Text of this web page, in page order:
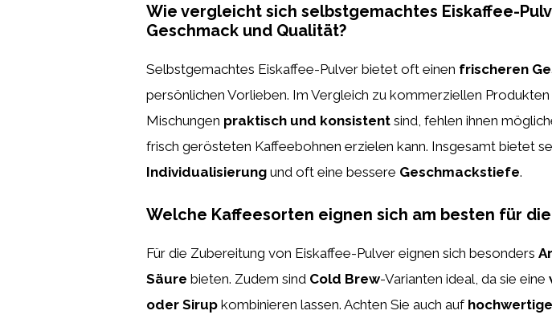
Wie vergleicht sich selbstgemachtes Eiskaffee-
Geschmack und Qualität?
Selbstgemachtes Eiskaffee-Pulver bietet oft einen frischeren
persönlichen Vorlieben. Im Vergleich zu kommerziellen
Mischungen praktisch und konsistent sind, fehlen ihnen
frisch gerösteten Kaffeebohnen erzielen kann. Insgesamt bietet
Individualisierung und oft eine bessere Geschmackstiefe.
Welche Kaffeesorten eignen sich am besten für
Für die Zubereitung von Eiskaffee-Pulver eignen sich besonders
Säure bieten. Zudem sind Cold Brew-Varianten ideal, da sie eine
oder Sirup kombinieren lassen. Achten Sie auch auf